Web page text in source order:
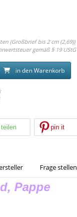
(Großbrief bis 2 cm (2,69))
gemäß § 19 UStG
in den Warenkorb
teilen pin it
Frage stellen
Pappe